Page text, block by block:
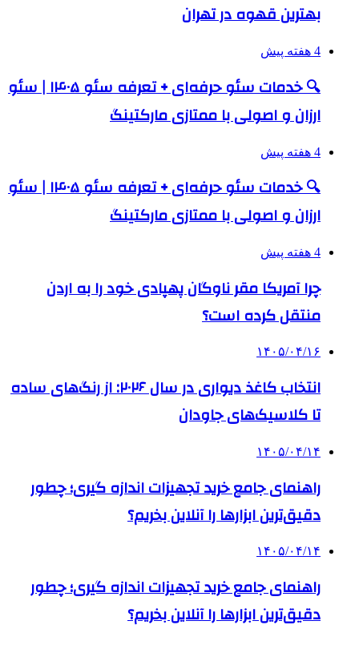
بهترین قهوه در تهران
4 هفته پیش
🔍 خدمات سئو حرفه‌ای + تعرفه سئو ۱۴۰۵ | سئو
ارزان و اصولی با ممتازی مارکتینگ
4 هفته پیش
🔍 خدمات سئو حرفه‌ای + تعرفه سئو ۱۴۰۵ | سئو
ارزان و اصولی با ممتازی مارکتینگ
4 هفته پیش
چرا آمریکا مقر ناوگان پهپادی خود را به اردن
منتقل کرده است؟
۱۴۰۵/۰۴/۱۶
انتخاب کاغذ دیواری در سال ۲۰۲۶: از رنگ‌های ساده
تا کلاسیک‌های جاودان
۱۴۰۵/۰۴/۱۴
راهنمای جامع خرید تجهیزات اندازه گیری؛ چطور
دقیق‌ترین ابزارها را آنلاین بخریم؟
۱۴۰۵/۰۴/۱۴
راهنمای جامع خرید تجهیزات اندازه گیری؛ چطور
دقیق‌ترین ابزارها را آنلاین بخریم؟